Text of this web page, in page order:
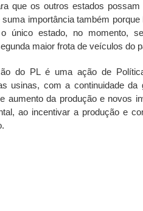
que os outros estados possam
importância também
único estado, no momento,
maior frota de veículos do
do PL é uma ação de
usinas, com a continuidade da
aumento da produção e novos
ao incentivar a produção e